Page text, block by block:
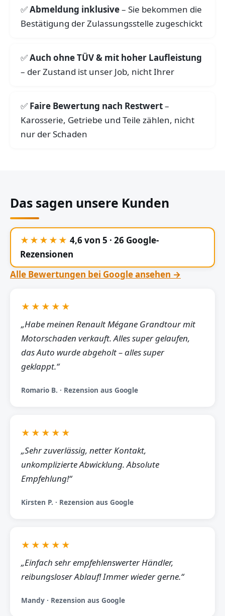
Abmeldung inklusive– Sie bekommen die
Bestätigung der Zulassungsstelle zugeschickt
Auch ohne TÜV & mit hoher Laufleistung
– der Zustand ist unser Job, nicht Ihrer
Faire Bewertung nach Restwert–
Karosserie, Getriebe und Teile zählen, nicht
nur der Schaden
Das sagen unsere Kunden
★★★★★ 4,6 von 5 · 26 Google-
Rezensionen
Alle Bewertungen bei Google ansehen →
★★★★★
„Habe meinen Renault Mégane Grandtour mit
Motorschaden verkauft. Alles super gelaufen,
das Auto wurde abgeholt – alles super
geklappt.“
Romario B. · Rezension aus Google
★★★★★
„Sehr zuverlässig, netter Kontakt,
unkomplizierte Abwicklung. Absolute
Empfehlung!“
Kirsten P. · Rezension aus Google
★★★★★
„Einfach sehr empfehlenswerter Händler,
reibungsloser Ablauf! Immer wieder gerne.“
Mandy · Rezension aus Google